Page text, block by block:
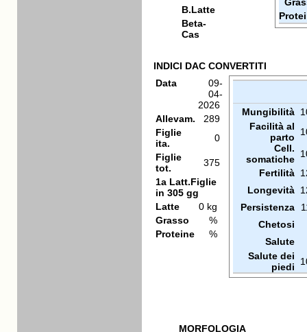
B.Latte
Beta-
Cas
INDICI DAC CONVERTITI
Data
09-
04-
2026
Allevam.
289
Figlie
ita.
0
Figlie
tot.
375
1a Latt.Figlie
in 305 gg
Latte
0 kg
Grasso
%
Proteine
%
Mungibilità
Facilità al
parto
Cell.
somatiche
Fertilità
Longevità
Persistenza
Chetosi
Salute
Salute dei
piedi
MORFOLOGIA